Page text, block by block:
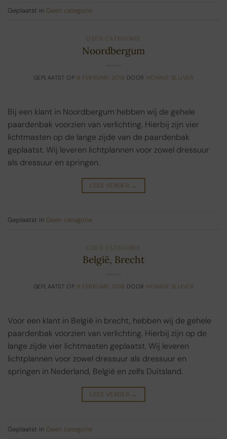
Geplaatst in Geen categorie
GEEN CATEGORIE
Noordbergum
GEPLAATST OP 9 FEBRUARI 2018 DOOR HONNIE SLIJVER
Bij een klant in Noordbergum hebben wij de gehele
paardenbak voorzien van verlichting. Hierbij zijn vier
lichtmasten op de lange zijde van de paardenbak
geplaatst. Wij leveren lichtplannen voor zowel dressuur
als dressuur en springen.
LEES VERDER →
Geplaatst in Geen categorie
GEEN CATEGORIE
België, Brecht
GEPLAATST OP 9 FEBRUARI 2018 DOOR HONNIE SLIJVER
Voor een klant in België in brecht, hebben wij de gehele
paardenbak voorzien van verlichting. Hierbij zijn op de
lange zijde vier lichtmasten geplaatst. Wij leveren
lichtplannen voor zowel dressuur als dressuur en
springen in Nederland, België en zelfs Duitsland.
LEES VERDER →
Geplaatst in Geen categorie